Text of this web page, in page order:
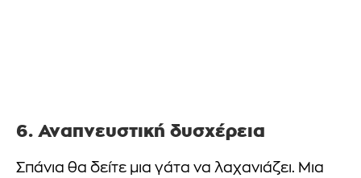
6. Αναπνευστική δυσχέρεια
Σπάνια θα δείτε μια γάτα να λαχανιάζει. Μια